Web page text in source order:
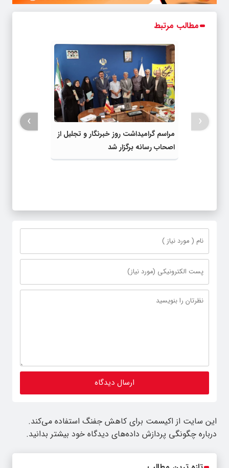
مطالب مرتبط
مراسم گرامیداشت روز خبرنگار و تجلیل از
اصحاب رسانه برگزار شد
‹
›
این سایت از اکیسمت برای کاهش جفنگ استفاده می‌کند.
درباره چگونگی پردازش داده‌های دیدگاه خود بیشتر بدانید.